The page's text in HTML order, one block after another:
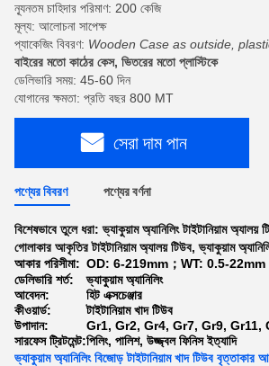
ন্যূনতম চাহিদার পরিমাণ: 200 কেজি
মূল্য: আলোচনা সাপেক্ষ
প্যাকেজিং বিবরণ: Wooden Case as outside,
বাইরের মতো কাঠের কেস, ভিতরের মতো প্লাস্টিকে
ডেলিভারি সময়: 45-60 দিন
যোগানের ক্ষমতা: প্রতি বছর 800 MT
সেরা দাম পান
পণ্যের বিবরণ পণ্যের বর্ণনা
বিশেষভাবে তুলে ধরা:ভ্যাকুয়াম অ্যানিলিং টাইটানিয়াম অ্যালয়
গোলাকার আকৃতির টাইটানিয়াম অ্যালয় টিউব,ভ্যাকুয়াম
আকার পরিসীমা: OD: 6-219mm；WT: 0.5-22mm
ডেলিভারি শর্ত:
ভ্যাকুয়াম অ্যানিলিং
আবেদন:
হিট এক্সচেঞ্জার
কীওয়ার্ড:
টাইটানিয়াম খাদ টিউব
উপাদান:
Gr1, Gr2, Gr4, Gr7, Gr9, Gr11,
সারফেস ট্রিটমেন্ট:পিলিং, পালিশ, উজ্জ্বল ফিনিস ইত্যাদি
ভ্যাকুয়াম অ্যানিলিং বিজোড় টাইটানিয়াম খাদ টিউব বৃত্তাকার